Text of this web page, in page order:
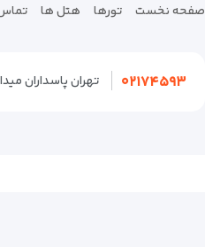
صفحه نخست تورها هتل ها
۰۲۱۷۴۵۹۳ تهران پاسداران میدان